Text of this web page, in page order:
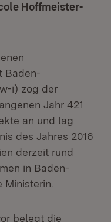
Hoffmeister-
Baden-
i) zog der
Jahr 421
an und lag
des Jahres 2016
derzeit rund
in Baden-
belegt die